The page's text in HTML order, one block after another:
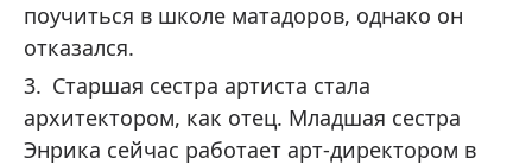
поучиться в школе матадоров, однако он
отказался.
Старшая сестра артиста стала
архитектором, как отец. Младшая сестра
Энрика сейчас работает арт-директором в